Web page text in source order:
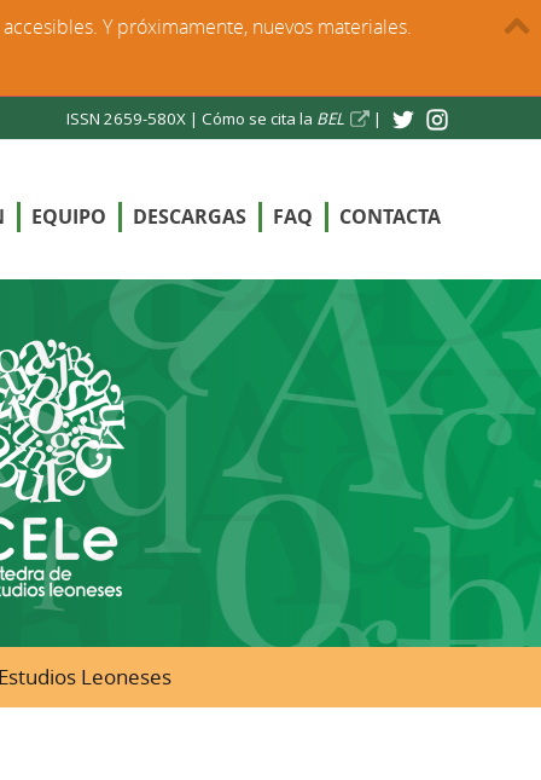
ISSN 2659-580X | Cómo se cita la BEL |
EQUIPO DESCARGAS FAQ CONTACTA
Leoneses
Y próximamente, nuevos materiales.